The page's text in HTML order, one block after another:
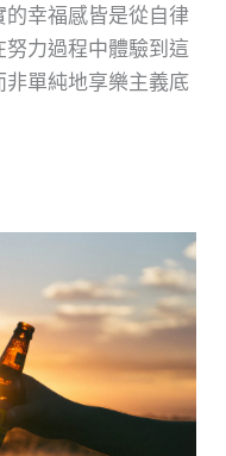
幸福感皆是從自律
力過程中體驗到這
單純地享樂主義底